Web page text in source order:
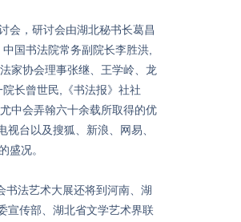
，研讨会由湖北秘书长葛昌
国书法院常务副院长李胜洪,
家协会理事张继、王学岭、龙
长曾世民,《书法报》社社
中会弄翰六十余载所取得的优
台以及搜狐、新浪、网易、
盛况。
法艺术大展还将到河南、湖
宣传部、湖北省文学艺术界联